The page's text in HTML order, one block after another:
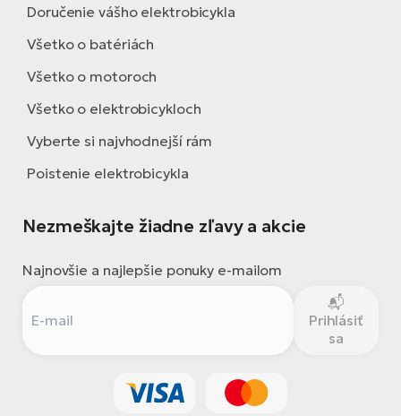
Doručenie vášho elektrobicykla
Všetko o batériách
Všetko o motoroch
Všetko o elektrobicykloch
Vyberte si najvhodnejší rám
Poistenie elektrobicykla
Nezmeškajte žiadne zľavy a akcie
Najnovšie a najlepšie ponuky e-mailom
Prihlásiť
sa